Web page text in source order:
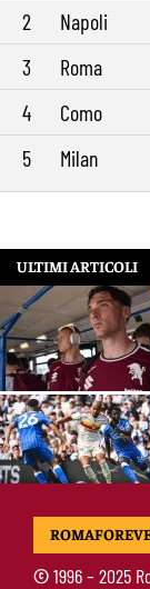
2
Napoli
3
Roma
4
Como
5
Milan
ULTIMI ARTICOLI
©1996 – 2025